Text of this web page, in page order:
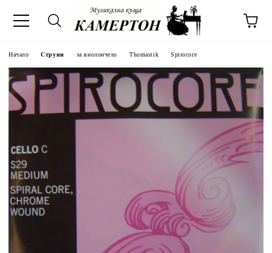
Начало Струни за виолончело Thomastik Spirocore